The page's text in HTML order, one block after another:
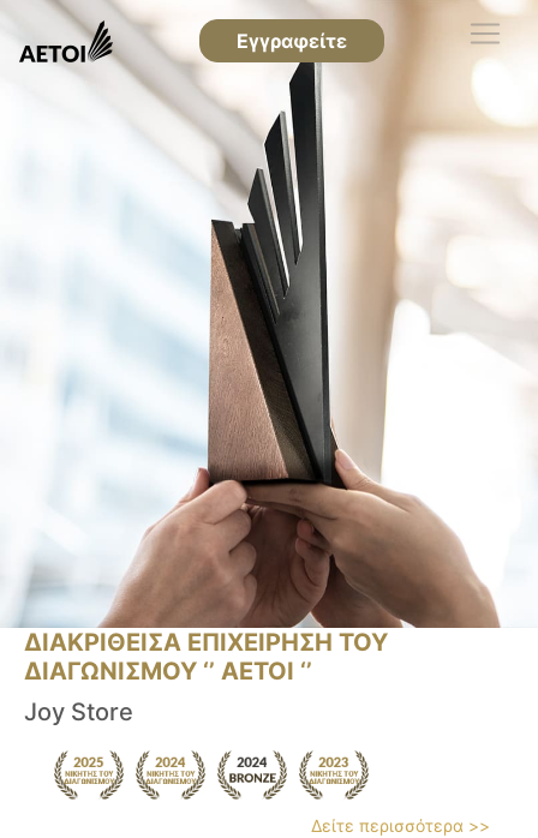
Εγγραφείτε
ΔΙΑΚΡΙΘΕΙΣΑ ΕΠΙΧΕΙΡΗΣΗ ΤΟΥ
ΔΙΑΓΩΝΙΣΜΟΥ ‘’ ΑΕΤΟΙ ‘’
Joy Store
Δείτε περισσότερα >>